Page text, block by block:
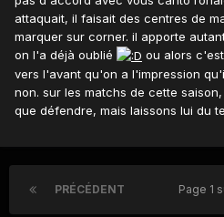
attaquait, il faisait des centres de
marquer sur corner. il apporte
on l'a déjà oublié
ou alors
vers l'avant qu'on a l'impression
non. sur les matchs de cette
que défendre, mais laissons lui du
PRÉCÉDENT Page 1